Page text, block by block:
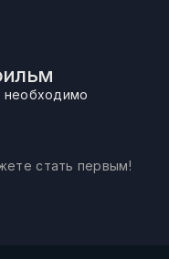
необходимо
стать первым!